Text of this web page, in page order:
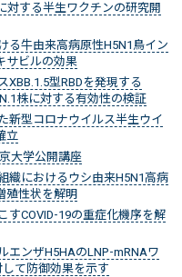
対する半生ワクチンの研究開
る牛由来高病原性H5N1鳥イン
サビルの効果
XBB.1.5型RBDを発現する
株に対する有効性の検証
新型コロナウイルス半生ウイ
立
大学公開講座
織におけるウシ由来H5N1高病
殖性状を解明
すCOVID-19の重症化機序を解
エンザH5HAのLNP-mRNAワ
て防御効果を示す